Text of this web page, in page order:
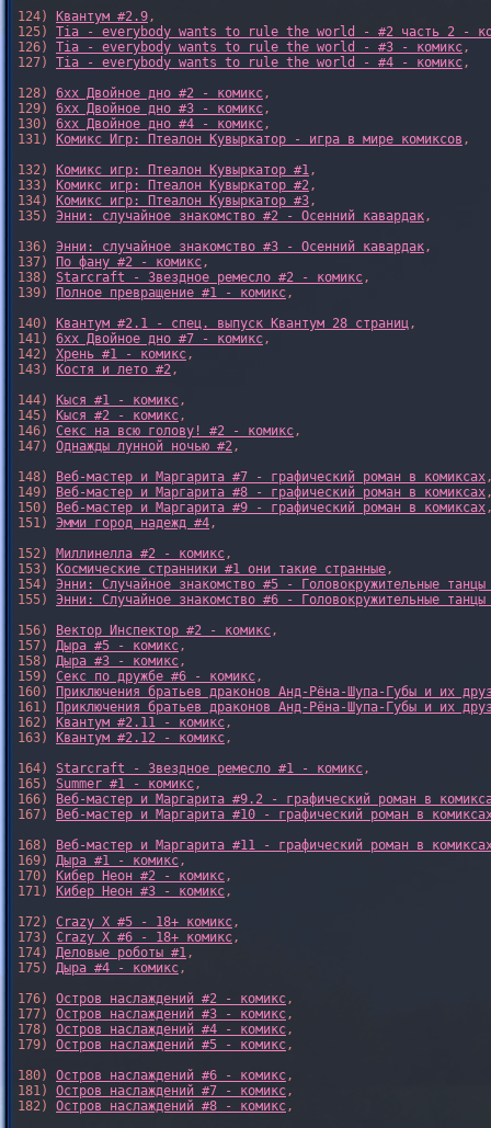
124) Квантум #2.9,
125) Tia - everybody wants to rule the world - #2 часть 2 -
126) Tia - everybody wants to rule the world - #3 - комикс,
127) Tia - everybody wants to rule the world - #4 - комикс,
128) 6xx Двойное дно #2 - комикс,
129) 6xx Двойное дно #3 - комикс,
130) 6xx Двойное дно #4 - комикс,
131)
Комикс Игр: Птеалон Кувыркатор - игра в мире комиксов ,
132)
Комикс игр: Птеалон Кувыркатор #1,
133)
Комикс игр: Птеалон Кувыркатор #2,
134)
Комикс игр: Птеалон Кувыркатор #3,
135) Энни: случайное знакомство #2 - Осенний кавардак,
136) Энни: случайное знакомство #3 - Осенний кавардак,
137)
По фану #2 - комикс,
138) Starcraft - Звездное ремесло #2 - комикс,
139)
Полное превращение #1 - комикс,
140)
Квантум #2.1 - спец. выпуск Квантум 28 страниц,
141) 6xx Двойное дно #7 - комикс,
142) Хрень #1 - комикс,
143)
Костя и лето #2,
144)
Кыся #1 - комикс,
145)
Кыся #2 - комикс,
146) Секс на всю голову! #2 - комикс,
147) Однажды лунной ночью #2,
148)
Веб-мастер и Маргарита #7 - графический роман в комиксах
149)
Веб-мастер и Маргарита #8 - графический роман в комиксах
150)
Веб-мастер и Маргарита #9 - графический роман в комиксах
151) Эмми город надежд #4,
152) Миллинелла #2 - комикс,
153)
Космические странники #1 они такие странные,
154) Энни: Случайное знакомство #5 - Головокружительные
155) Энни: Случайное знакомство #6 - Головокружительные
156)
Вектор Инспектор #2 - комикс,
157) Дыра #5 - комикс,
158) Дыра #3 - комикс,
159) Секс по дружбе #6 - комикс,
160)
Приключения братьев драконов Анд-Рёна-Шупа-Губы и их
161)
Приключения братьев драконов Анд-Рёна-Шупа-Губы и их
162)
Квантум #2.11 - комикс,
163)
Квантум #2.12 - комикс,
164) Starcraft - Звездное ремесло #1 - комикс,
165) Summer #1 - комикс,
166)
Веб-мастер и Маргарита #9.2 - графический роман в
167)
Веб-мастер и Маргарита #10 - графический роман в
168)
Веб-мастер и Маргарита #11 - графический роман в
169) Дыра #1 - комикс,
170)
Кибер Неон #2 - комикс,
171)
Кибер Неон #3 - комикс,
172) Crazy X #5 - 18+ комикс,
173) Crazy X #6 - 18+ комикс,
174) Деловые роботы #1,
175) Дыра #4 - комикс,
176) Остров наслаждений #2 - комикс,
177) Остров наслаждений #3 - комикс,
178) Остров наслаждений #4 - комикс,
179) Остров наслаждений #5 - комикс,
180) Остров наслаждений #6 - комикс,
181) Остров наслаждений #7 - комикс,
182) Остров наслаждений #8 - комикс,